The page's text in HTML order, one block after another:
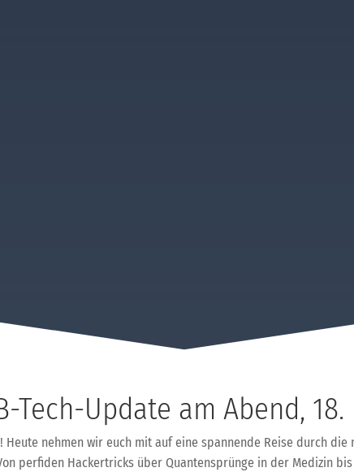
Tech-Update am Abend, 18.
nehmen wir euch mit auf eine spannende Reise durch die
perfiden Hackertricks über Quantensprünge in der Medizin